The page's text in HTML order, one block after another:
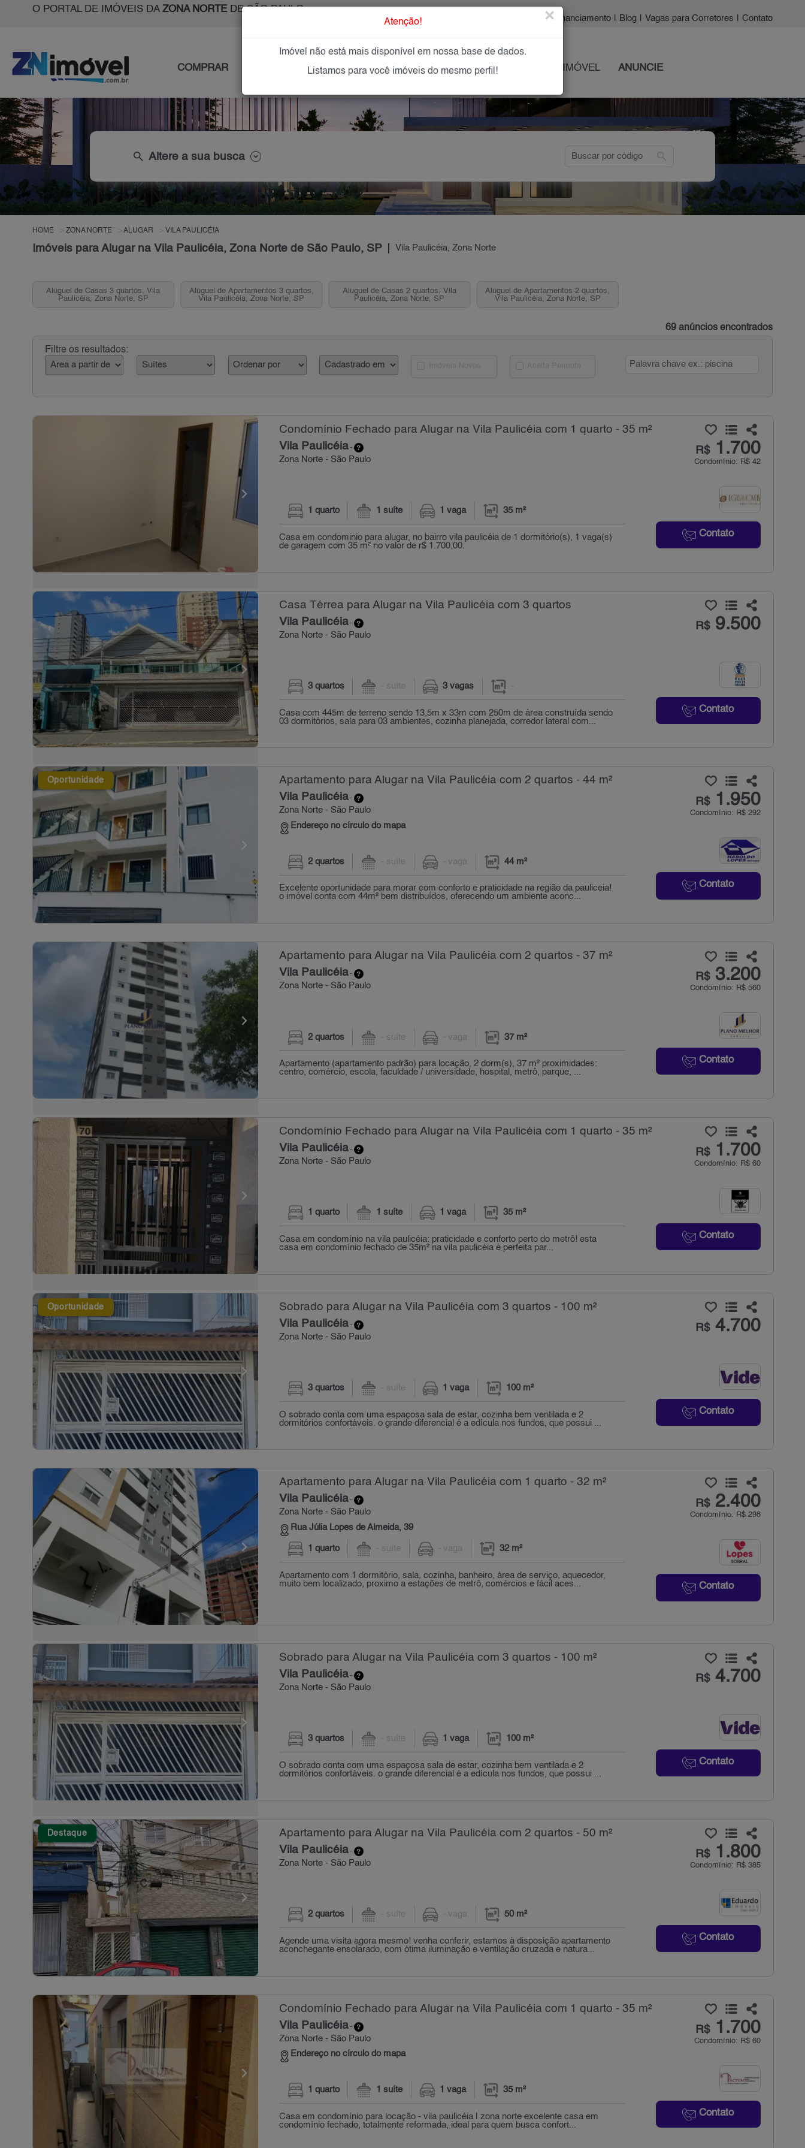
O PORTAL DE IMÓVEIS DA ZONA NORTEDE SÃO PAULO
| Financiamento Blog Vagas para Corretores Contato
COMPRAR IMÓVEIS NOVOS IMOBILIÁRIAS OFEREÇA SEU IMÓVEL ANUNCIE
search Altere a sua busca search
HOME ZONA NORTE ALUGAR VILA PAULICÉIA
Imóveis para Alugar na Vila Paulicéia, Zona Norte de São Paulo, SP Vila Paulicéia, Zona Norte
Aluguel de Casas 3 quartos, Vila
Paulicéia, Zona Norte, SP
Aluguel de Apartamentos 3 quartos,
Vila Paulicéia, Zona Norte, SP
Aluguel de Casas 2 quartos, Vila
Paulicéia, Zona Norte, SP
Aluguel de Apartamentos 2 quartos,
Vila Paulicéia, Zona Norte, SP
69 anúncios encontrados
Filtre os resultados:
Condomínio Fechado para Alugar na Vila Paulicéia com 1 quarto - 35 m²
Vila Paulicéia-
Zona Norte - São Paulo
R$1.700
Condomínio: R$ 42
Contato
1 quarto 1 suíte 1 vaga 35 m²
Casa em condominio para alugar, no bairro vila paulicéia de 1 dormitório(s), 1 vaga(s)
de garagem com 35 m² no valor de r$ 1.700,00.
Casa Térrea para Alugar na Vila Paulicéia com 3 quartos
Vila Paulicéia-
Zona Norte - São Paulo
R$9.500
Contato
3 quartos - suíte 3 vagas -
Casa com 445m de terreno sendo 13,5m x 33m com 250m de área construída sendo
03 dormitórios, sala para 03 ambientes, cozinha planejada, corredor lateral com...
Oportunidade Apartamento para Alugar na Vila Paulicéia com 2 quartos - 44 m²
Vila Paulicéia-
Zona Norte - São Paulo
Endereço no círculo do mapa
R$1.950
Condomínio: R$ 292
Contato
2 quartos - suíte - vaga 44 m²
Excelente oportunidade para morar com conforto e praticidade na região da pauliceia!
o imóvel conta com 44m² bem distribuídos, oferecendo um ambiente aconc...
Apartamento para Alugar na Vila Paulicéia com 2 quartos - 37 m²
Vila Paulicéia-
Zona Norte - São Paulo
R$3.200
Condomínio: R$ 560
Contato
2 quartos - suíte - vaga 37 m²
Apartamento (apartamento padrão) para locação, 2 dorm(s), 37 m² proximidades:
centro, comércio, escola, faculdade / universidade, hospital, metrô, parque, ...
Condomínio Fechado para Alugar na Vila Paulicéia com 1 quarto - 35 m²
Vila Paulicéia-
Zona Norte - São Paulo
R$1.700
Condomínio: R$ 60
Contato
1 quarto 1 suíte 1 vaga 35 m²
Casa em condomínio na vila paulicéia: praticidade e conforto perto do metrô! esta
casa em condomínio fechado de 35m² na vila paulicéia é perfeita par...
Oportunidade Sobrado para Alugar na Vila Paulicéia com 3 quartos - 100 m²
Vila Paulicéia-
Zona Norte - São Paulo
R$4.700
Contato
3 quartos - suíte 1 vaga 100 m²
O sobrado conta com uma espaçosa sala de estar, cozinha bem ventilada e 2
dormitórios confortáveis. o grande diferencial é a edícula nos fundos, que possui ...
Apartamento para Alugar na Vila Paulicéia com 1 quarto - 32 m²
Vila Paulicéia-
Zona Norte - São Paulo
Rua Júlia Lopes de Almeida, 39
R$2.400
Condomínio: R$ 298
Contato
1 quarto - suíte - vaga 32 m²
Apartamento com 1 dormitório, sala, cozinha, banheiro, área de serviço, aquecedor,
muito bem localizado, proximo a estações de metrô, comércios e fácil aces...
Sobrado para Alugar na Vila Paulicéia com 3 quartos - 100 m²
Vila Paulicéia-
Zona Norte - São Paulo
R$4.700
Contato
3 quartos - suíte 1 vaga 100 m²
O sobrado conta com uma espaçosa sala de estar, cozinha bem ventilada e 2
dormitórios confortáveis. o grande diferencial é a edícula nos fundos, que possui ...
Destaque Apartamento para Alugar na Vila Paulicéia com 2 quartos - 50 m²
Vila Paulicéia-
Zona Norte - São Paulo
R$1.800
Condomínio: R$ 385
Contato
2 quartos - suíte - vaga 50 m²
Agende uma visita agora mesmo! venha conferir, estamos à disposição apartamento
aconchegante ensolarado, com ótima iluminação e ventilação cruzada e natura...
Condomínio Fechado para Alugar na Vila Paulicéia com 1 quarto - 35 m²
Vila Paulicéia-
Zona Norte - São Paulo
Endereço no círculo do mapa
R$1.700
Condomínio: R$ 60
Contato
1 quarto 1 suíte 1 vaga 35 m²
Casa em condomínio para locação - vila paulicéia | zona norte excelente casa em
condomínio fechado, totalmente reformada, ideal para quem busca confort...
Atenção! ×
Imóvel não está mais disponível em nossa base de dados.
Listamos para você imóveis do mesmo perfil!